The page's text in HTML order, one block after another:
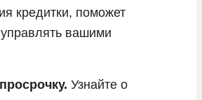
кредитки, поможет
вашими
Узнайте о